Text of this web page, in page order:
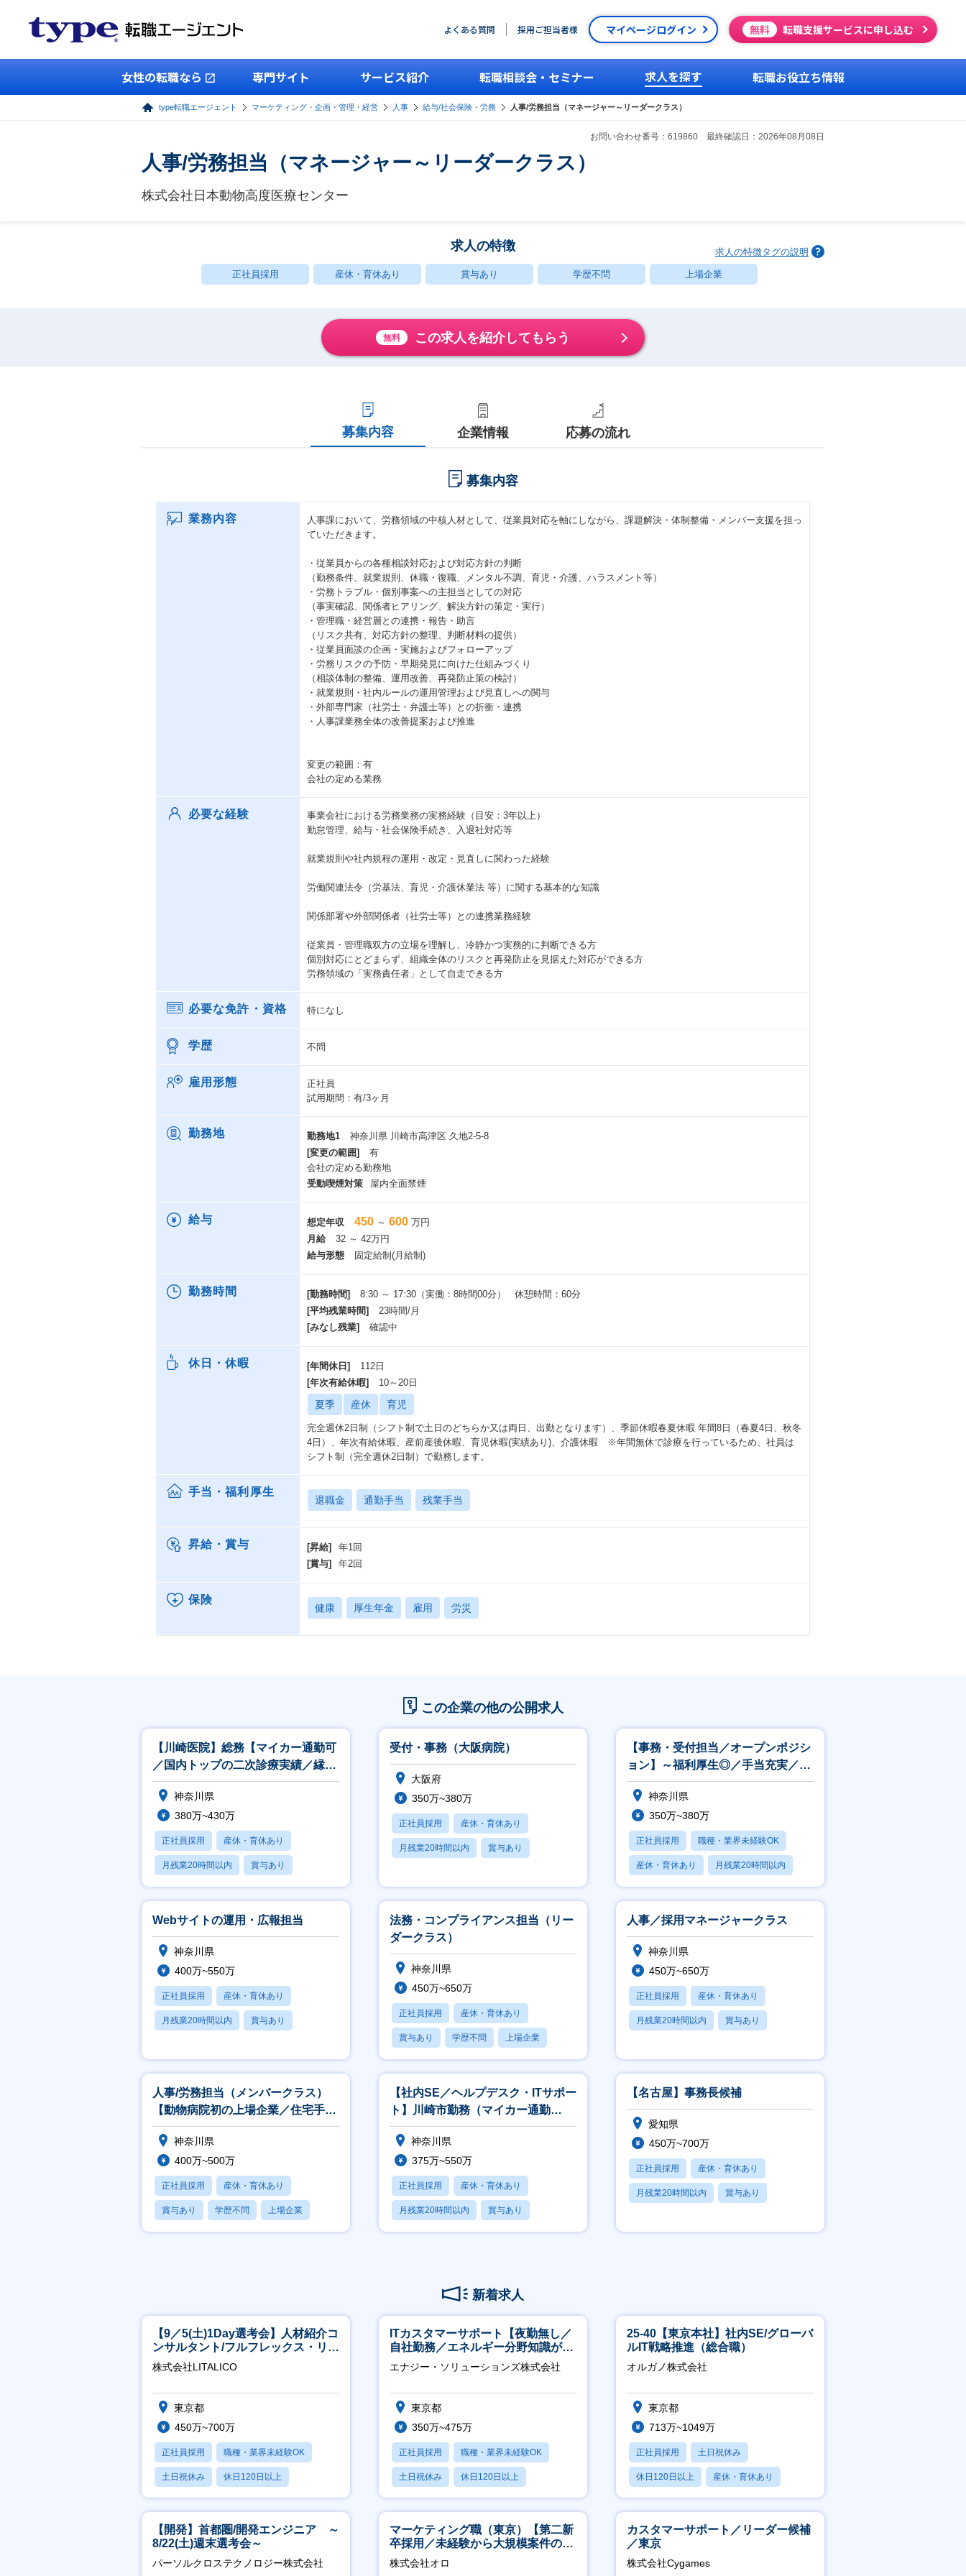
よくある質問 採用ご担当者様 マイページログイン 無料 転職支援サービスに申し込む
女性の転職なら 専門サイト サービス紹介 転職相談会・セミナー 求人を探す 転職お役立ち情報
type転職エージェント マーケティング・企画・管理・経営 人事 給与/社会保険・労務 人事/労務担当（マネージャー～リーダークラス）
お問い合わせ番号：619860 最終確認日：2026年08月08日
人事/労務担当（マネージャー～リーダークラス）
株式会社日本動物高度医療センター
求人の特徴 求人の特徴タグの説明
正社員採用 産休・育休あり 賞与あり 学歴不問 上場企業
無料 この求人を紹介してもらう
募集内容 企業情報 応募の流れ
募集内容
業務内容
人事課において、労務領域の中核人材として、従業員対応を軸にしながら、課題解決・体制整備・メンバー支援を担っ
ていただきます。
・従業員からの各種相談対応および対応方針の判断
（勤務条件、就業規則、休職・復職、メンタル不調、育児・介護、ハラスメント等）
・労務トラブル・個別事案への主担当としての対応
（事実確認、関係者ヒアリング、解決方針の策定・実行）
・管理職・経営層との連携・報告・助言
（リスク共有、対応方針の整理、判断材料の提供）
・従業員面談の企画・実施およびフォローアップ
・労務リスクの予防・早期発見に向けた仕組みづくり
（相談体制の整備、運用改善、再発防止策の検討）
・就業規則・社内ルールの運用管理および見直しへの関与
・外部専門家（社労士・弁護士等）との折衝・連携
・人事課業務全体の改善提案および推進
変更の範囲：有
会社の定める業務
必要な経験
事業会社における労務業務の実務経験（目安：3年以上）
勤怠管理、給与・社会保険手続き、入退社対応等
就業規則や社内規程の運用・改定・見直しに関わった経験
労働関連法令（労基法、育児・介護休業法 等）に関する基本的な知識
関係部署や外部関係者（社労士等）との連携業務経験
従業員・管理職双方の立場を理解し、冷静かつ実務的に判断できる方
個別対応にとどまらず、組織全体のリスクと再発防止を見据えた対応ができる方
労務領域の「実務責任者」として自走できる方
必要な免許・資格 特になし
学歴 不問
雇用形態
正社員
試用期間：有/3ヶ月
勤務地 勤務地1
神奈川県 川崎市高津区 久地2-5-8
[変更の範囲]
有
会社の定める勤務地
受動喫煙対策
屋内全面禁煙
給与 想定年収 450 ～ 600 万円
月給
32 ～ 42万円
給与形態
固定給制(月給制)
勤務時間 [勤務時間]
8:30 ～ 17:30（実働：8時間00分） 休憩時間：60分
[平均残業時間]
23時間/月
[みなし残業]
確認中
休日・休暇 [年間休日]
112日
[年次有給休暇]
10～20日
夏季 産休 育児
完全週休2日制（シフト制で土日のどちらか又は両日、出勤となります）、季節休暇春夏休暇 年間8日（春夏4日、秋冬
4日）、年次有給休暇、産前産後休暇、育児休暇(実績あり)、介護休暇 ※年間無休で診療を行っているため、社員は
シフト制（完全週休2日制）で勤務します。
手当・福利厚生
退職金 通勤手当 残業手当
昇給・賞与 [昇給]
年1回
[賞与]
年2回
保険
健康 厚生年金 雇用 労災
この企業の他の公開求人
【川崎医院】総務【マイカー通勤可
／国内トップの二次診療実績／縁の
下の力持ち】
神奈川県
380万~430万
正社員採用 産休・育休あり
月残業20時間以内 賞与あり
社宅・住宅補助
受付・事務（大阪病院）
大阪府
350万~380万
正社員採用 産休・育休あり
月残業20時間以内 賞与あり
【事務・受付担当／オープンポジシ
ョン】～福利厚生◎／手当充実／完
全週休二日制／動物好きな方歓迎～
神奈川県
350万~380万
正社員採用 職種・業界未経験OK
産休・育休あり 月残業20時間以内
賞与あり
Webサイトの運用・広報担当
神奈川県
400万~550万
正社員採用 産休・育休あり
月残業20時間以内 賞与あり
法務・コンプライアンス担当（リー
ダークラス）
神奈川県
450万~650万
正社員採用 産休・育休あり
賞与あり 学歴不問 上場企業
人事／採用マネージャークラス
神奈川県
450万~650万
正社員採用 産休・育休あり
月残業20時間以内 賞与あり
人事/労務担当（メンバークラス）
【動物病院初の上場企業／住宅手当
／残業少なめ】
神奈川県
400万~500万
正社員採用 産休・育休あり
賞与あり 学歴不問 上場企業
【社内SE／ヘルプデスク・ITサポー
ト】川崎市勤務（マイカー通勤
OK）／住宅手当有／安定性◎
神奈川県
375万~550万
正社員採用 産休・育休あり
月残業20時間以内 賞与あり
学歴不問
【名古屋】事務長候補
愛知県
450万~700万
正社員採用 産休・育休あり
月残業20時間以内 賞与あり
新着求人
【9／5(土)1Day選考会】人材紹介コ
ンサルタント/フルフレックス・リモ
ート/育休最長6年取得可
株式会社LITALICO
東京都
450万~700万
正社員採用 職種・業界未経験OK
土日祝休み 休日120日以上
産休・育休あり
ITカスタマーサポート【夜勤無し／
自社勤務／エネルギー分野知識が身
につきます】
エナジー・ソリューションズ株式会社
東京都
350万~475万
正社員採用 職種・業界未経験OK
土日祝休み 休日120日以上
産休・育休あり
25-40【東京本社】社内SE/グローバ
ルIT戦略推進（総合職）
オルガノ株式会社
東京都
713万~1049万
正社員採用 土日祝休み
休日120日以上 産休・育休あり
月残業20時間以内
【開発】首都圏/開発エンジニア ～
8/22(土)週末選考会～
パーソルクロステクノロジー株式会社
マーケティング職（東京）【第二新
卒採用／未経験から大規模案件のマ
ーケティングが経験できる／研修充
実】
株式会社オロ
カスタマーサポート／リーダー候補
／東京
株式会社Cygames